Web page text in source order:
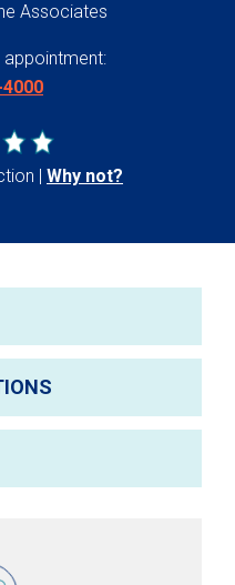
Associates
appointment:
Why not?